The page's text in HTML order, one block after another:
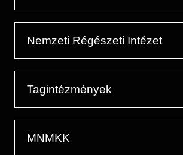
Nemzeti Régészeti Intézet
Tagintézmények
MNMKK